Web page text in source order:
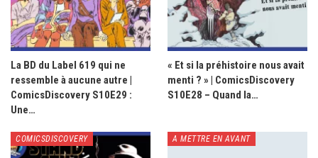
La BD du Label 619 qui ne
ressemble à aucune autre |
ComicsDiscovery S10E29 :
Une…
« Et si la préhistoire nous avait
menti ? » | ComicsDiscovery
S10E28 – Quand la…
COMICSDISCOVERY A METTRE EN AVANT